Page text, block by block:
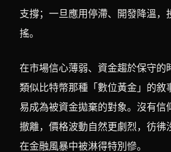
支撐；一旦應用停滯、開發降溫，
搖。
在市場信心薄弱、資金趨於保守的
類似比特幣那種「數位黃金」的敘
易成為被資金拋棄的對象。沒有信
撤離，價格波動自然更劇烈，彷彿
在金融風暴中被淋得特別慘。